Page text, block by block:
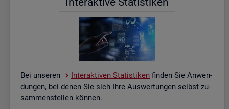
Bei un­se­ren In­ter­ak­ti­ven Sta­tis­ti­ken fin­den Sie An­wen­
dun­gen, bei denen Sie sich Ihre Aus­wer­tun­gen selbst zu­
sam­men­stel­len kön­nen.